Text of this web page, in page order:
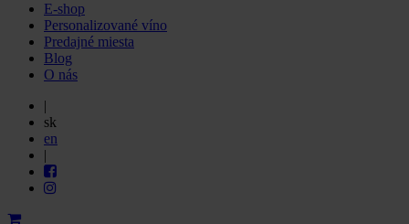
E-shop
Personalizované víno
Predajné miesta
Blog
O nás
|
sk
en
|